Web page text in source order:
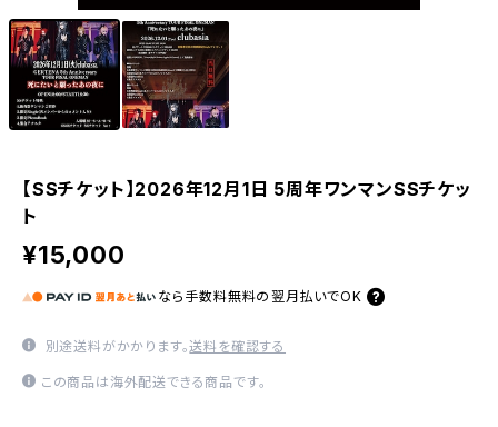
【SSチケット】2026年12月1日 5周年ワンマンSSチケッ
ト
¥15,000
なら 手数料無料の 翌月払いでOK
別途送料がかかります。送料を確認する
この商品は海外配送できる商品です。